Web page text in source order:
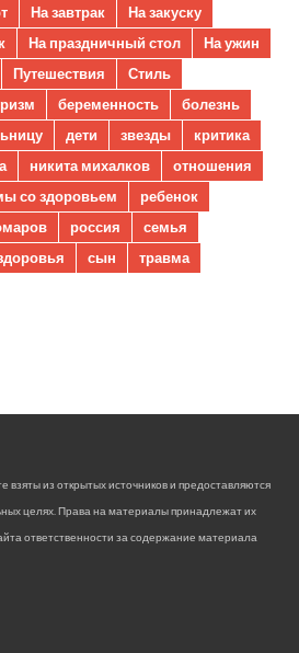
На завтрак
На закуску
На праздничный стол
На ужин
Путешествия
Стиль
беременность
болезнь
дети звезды
критика
никита михалков
отношения
со здоровьем
ребенок
россия
семья
сын
травма
из открытых источников и предоставляются
целях. Права на материалы принадлежат их
ответственности за содержание материала